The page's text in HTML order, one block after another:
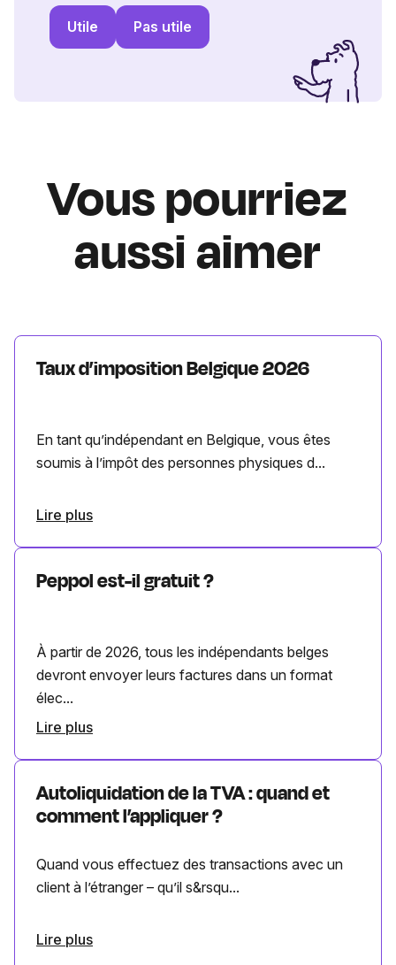
Utile Pas utile
Vous pourriez
aussi aimer
Taux d’imposition Belgique 2026
En tant qu’indépendant en Belgique, vous êtes
soumis à l’impôt des personnes physiques d...
Lire plus
Peppol est-il gratuit ?
À partir de 2026, tous les indépendants belges
devront envoyer leurs factures dans un format
élec...
Lire plus
Autoliquidation de la TVA : quand et
comment l’appliquer ?
Quand vous effectuez des transactions avec un
client à l’étranger – qu’il s&rsqu...
Lire plus